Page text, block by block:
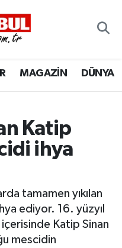
MAGAZİN DÜNYA
Katip
ihya
tamamen yıkılan
ediyor. 16. yüzyıl
içerisinde Katip Sinan
mescidin
Fikstür